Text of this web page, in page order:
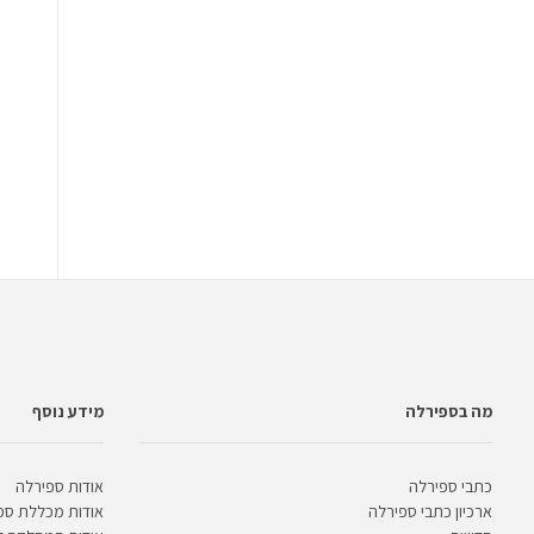
מידע נוסף
אודות ספירלה
אודות מכללת
מה בספירלה
כתבי ספירלה
ארכיון כתבי ספירלה